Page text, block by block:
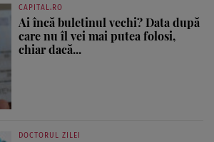
CAPITAL.RO
Ai încă buletinul vechi? Data după
care nu îl vei mai putea folosi,
chiar dacă...
DOCTORUL ZILEI